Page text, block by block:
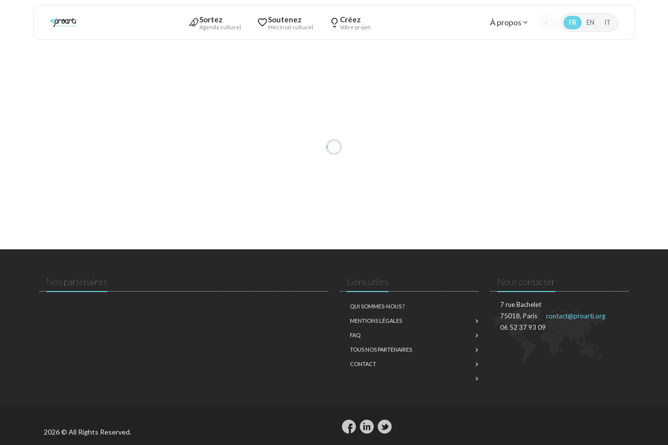
Sortez
Agenda culturel
Soutenez
Mécénat culturel
Créez
Votre projet À propos FR EN IT
Nos partenaires Liens utiles
QUI SOMMES-NOUS ?
MENTIONS LÉGALES
FAQ
TOUS NOS PARTENAIRES
CONTACT
Nous contacter
7 rue Bachelet
75018, Paris
06 52 37 93 09
contact@proarti.org
2026 © All Rights Reserved.